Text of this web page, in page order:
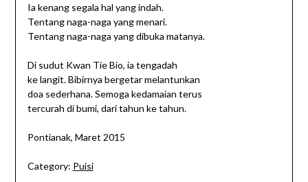
Ia kenang segala hal yang indah.
Tentang naga-naga yang menari.
Tentang naga-naga yang dibuka matanya.
Di sudut Kwan Tie Bio, ia tengadah
ke langit. Bibirnya bergetar melantunkan
doa sederhana. Semoga kedamaian terus
tercurah di bumi, dari tahun ke tahun.
Pontianak, Maret 2015
Category: Puisi